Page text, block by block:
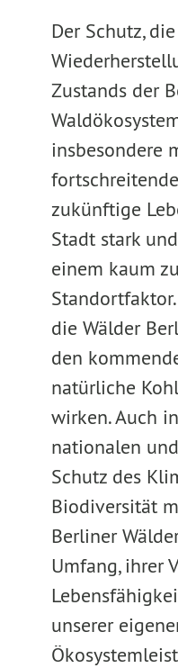
Der Schutz,
Zustands der
insbesondere
zukünftige
Stadt stark
einem kaum
die Wälder
den
natürliche
wirken. Auch
nationalen
Schutz des
Biodiversität
Berliner
Umfang, ihrer
unserer